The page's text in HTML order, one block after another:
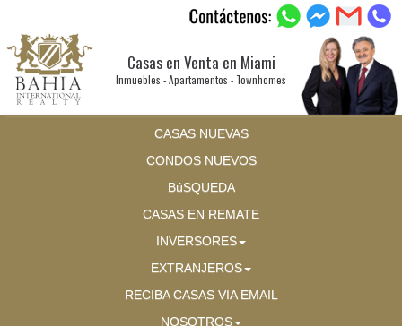
Casas en Venta en Miami
Inmuebles - Apartamentos - Townhomes
CASAS NUEVAS
CONDOS NUEVOS
BúSQUEDA
CASAS EN REMATE
INVERSORES
EXTRANJEROS
RECIBA CASAS VIA EMAIL
NOSOTROS